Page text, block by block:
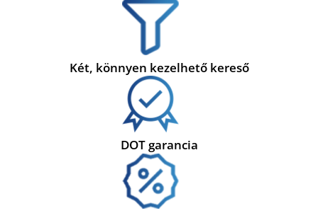
Két, könnyen kezelhető kereső
DOT garancia